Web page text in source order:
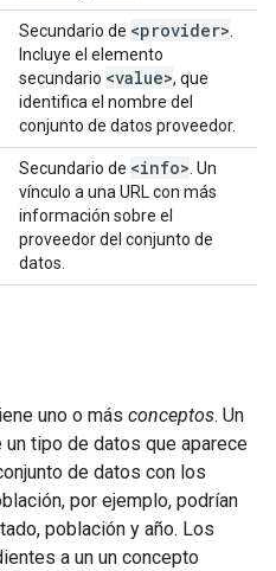
Secundario de <provider>
Incluye el elemento
secundario <value>, que
identifica el nombre del
conjunto de datos proveedor.
Secundario de <info> . Un
vínculo a una URL con más
información sobre el
proveedor del conjunto de
datos.
uno o más conceptos. Un
tipo de datos que aparece
de datos con los
por ejemplo, podrían
población y año. Los
a un un concepto